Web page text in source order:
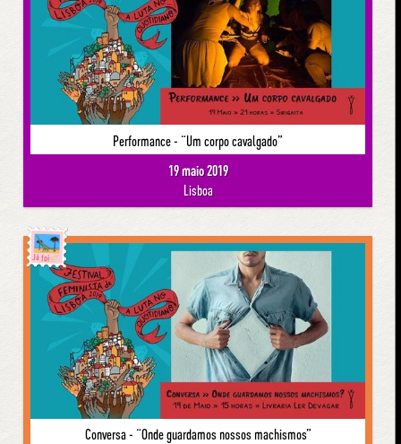
Performance - “Um corpo cavalgado”
19 maio 2019
Lisboa
Já foi
Conversa - “Onde guardamos nossos machismos”